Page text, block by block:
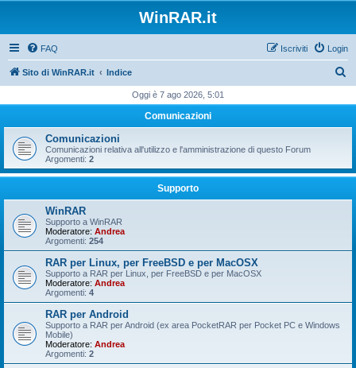
WinRAR.it
FAQ Login
Iscriviti
Sito di WinRAR.it Indice
c
Oggi è 7 ago 2026, 5:01
Comunicazioni
Comunicazioni
Comunicazioni relativa all'utilizzo e l'amministrazione di questo Forum
Argomenti: 2
Supporto
WinRAR
Supporto a WinRAR
Moderatore: Andrea
Argomenti: 254
RAR per Linux, per FreeBSD e per MacOSX
Supporto a RAR per Linux, per FreeBSD e per MacOSX
Moderatore: Andrea
Argomenti: 4
RAR per Android
Supporto a RAR per Android (ex area PocketRAR per Pocket PC e Windows
Mobile)
Moderatore: Andrea
Argomenti: 2